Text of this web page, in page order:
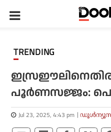
TRENDING
പൂർണസജ്ജം:
Jul 23, 2025, 4:43 pm